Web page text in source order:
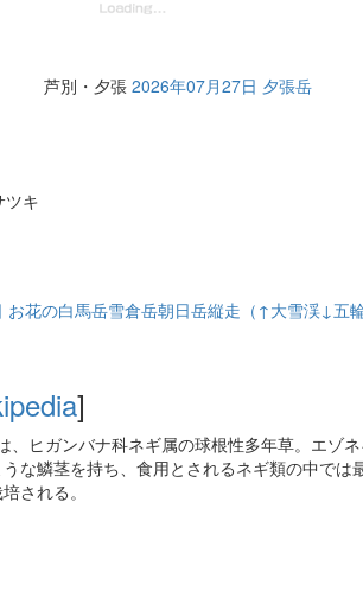
芦別・夕張 2026年07月27日 夕張岳
ツキ
花の白馬岳雪倉岳朝日岳縦走（↑大雪渓↓五輪
]
、ヒガンバナ科ネギ属の球根性多年草。エゾ
な鱗茎を持ち、食用とされるネギ類の中で
される。